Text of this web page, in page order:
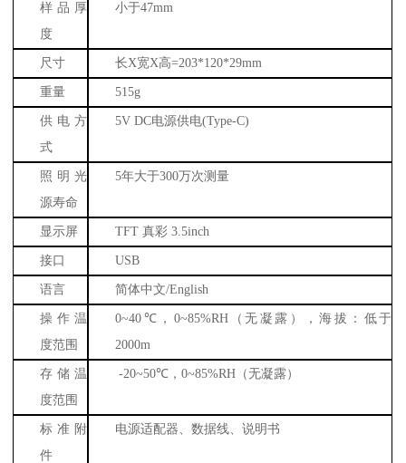
样品厚
度
小于47mm
尺寸 长X宽X高=203*120*29mm
重量 515g
供电方
式
5V DC电源供电(Type-C)
照明光
源寿命
5年大于300万次测量
显示屏 TFT真彩3.5inch
接口 USB
语言 简体中文/English
操作温
度范围
0~40 ℃， 0~85%RH（无凝露），海拔：低于
2000m
存储温
度范围
-20~50℃，0~85%RH （无凝露）
标准附
件
电源适配器、数据线、说明书